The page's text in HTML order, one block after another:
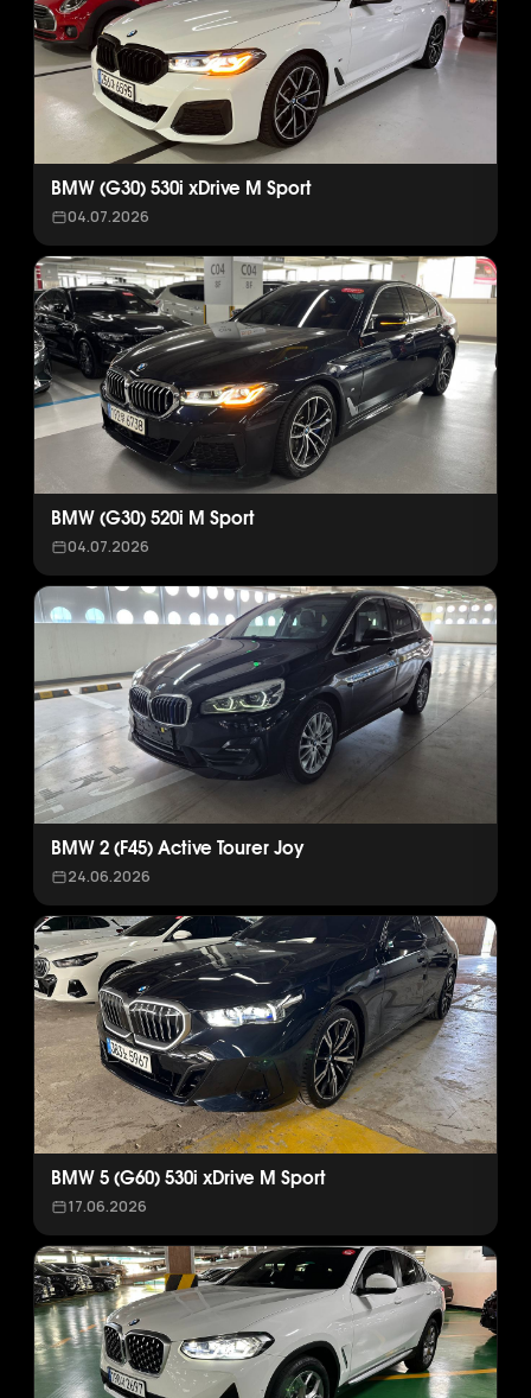
BMW (G30) 530i xDrive M Sport
04.07.2026
BMW (G30) 520i M Sport
04.07.2026
BMW 2 (F45) Active Tourer Joy
24.06.2026
BMW 5 (G60) 530i xDrive M Sport
17.06.2026